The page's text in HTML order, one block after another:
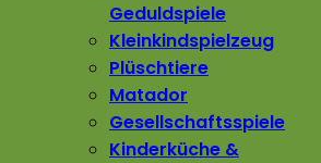
Geduldspiele
Kleinkindspielzeug
Plüschtiere
Matador
Gesellschaftsspiele
Kinderküche &